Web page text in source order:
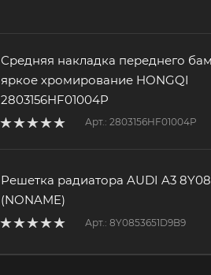
Средняя накладка переднего
яркое хромирование HONGQI
2803156HF01004P
Арт.: 2803156HF01004P
Решетка радиатора AUDI A3
(NONAME)
Арт.: 8Y0853651D9B9